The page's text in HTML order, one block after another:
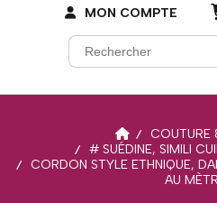
MON COMPTE
COUTURE
# SUÉDINE, SIMILI
CORDON STYLE ETHNIQUE,
AU